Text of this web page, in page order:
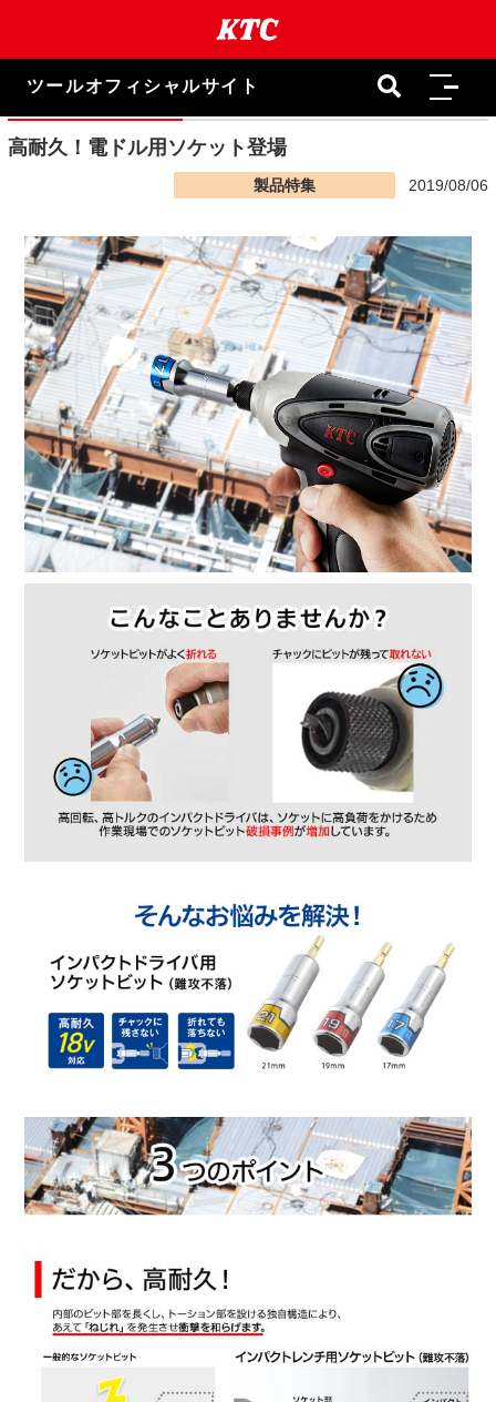
ま
キ
ッ
ツールオフィシャルサイト
高耐久！電ドル用ソケット登場
製品特集 2019/08/06